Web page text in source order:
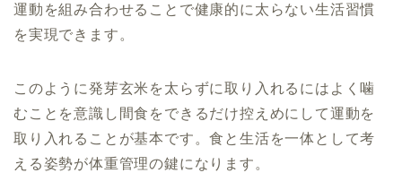
運動を組み合わせることで健康的に太らない生活習慣
を実現できます。
このように発芽玄米を太らずに取り入れるにはよく噛
むことを意識し間食をできるだけ控えめにして運動を
取り入れることが基本です。食と生活を一体として考
える姿勢が体重管理の鍵になります。